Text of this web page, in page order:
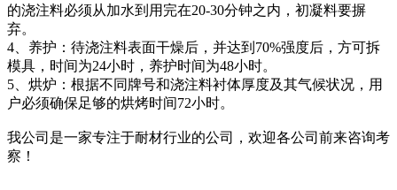
的浇注料必须从加水到用完在20-30分钟之内，初凝料要摒
弃。
4、养护：待浇注料表面干燥后，并达到70%强度后，方可拆
模具，时间为24小时，养护时间为48小时。
5、烘炉：根据不同牌号和浇注料衬体厚度及其气候状况，用
户必须确保足够的烘烤时间72小时。
我公司是一家专注于耐材行业的公司，欢迎各公司前来咨询考
察！